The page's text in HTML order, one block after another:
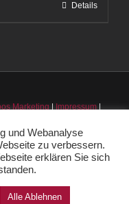
Details
Marketing Impressum
und Webanalyse
zu verbessern.
erklären Sie sich
Alle Ablehnen